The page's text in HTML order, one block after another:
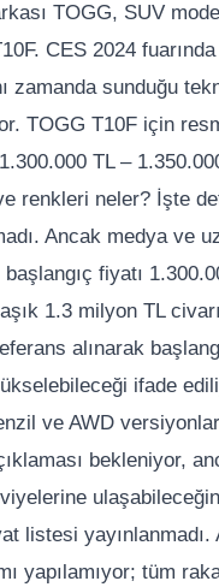
TOGG, SUV
CES 2024
zamanda sunduğu
TOGG T10F için
TL –
renkleri neler? İşte
Ancak medya ve
fiyatı
1.3 milyon TL
alınarak
ifade
ve AWD
bekleniyor,
listesi
yapılamıyor; tüm